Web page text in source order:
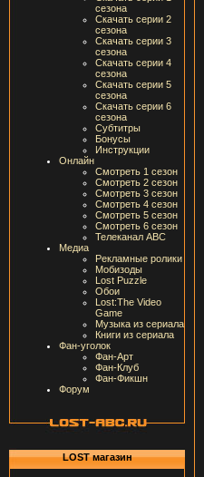
сезона
Скачать серии 2
сезона
Скачать серии 3
сезона
Скачать серии 4
сезона
Скачать серии 5
сезона
Скачать серии 6
сезона
Субтитры
Бонусы
Инструкции
Онлайн
Смотреть 1 сезон
Смотреть 2 сезон
Смотреть 3 сезон
Смотреть 4 сезон
Смотреть 5 сезон
Смотреть 6 сезон
Телеканал ABC
Медиа
Рекламные ролики
Мобизоды
Lost Puzzle
Обои
Lost:The Video
Game
Музыка из сериала
Книги из сериала
Фан-уголок
Фан-Арт
Фан-Клуб
Фан-Фикшн
Форум
LOST магазин